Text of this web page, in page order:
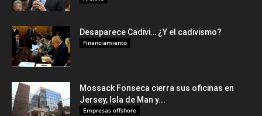
Desaparece Cadivi… ¿Y el cadivismo?
Financiamiento
Mossack Fonseca cierra sus oficinas en
Jersey, Isla de Man y...
Empresas offshore